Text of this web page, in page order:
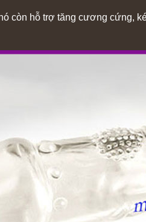
còn hỗ trợ tăng cương cứng,